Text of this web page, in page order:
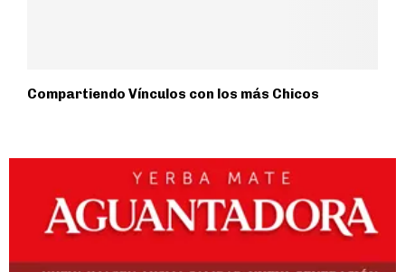
Compartiendo Vínculos con los más Chicos